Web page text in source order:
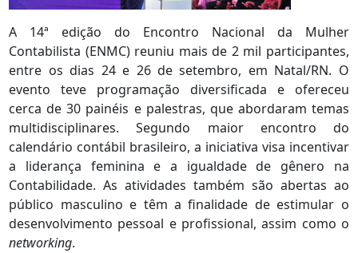
A 14ª edição do Encontro Nacional da Mulher
Contabilista (ENMC) reuniu mais de 2 mil participantes,
entre os dias 24 e 26 de setembro, em Natal/RN. O
evento teve programação diversificada e ofereceu
cerca de 30 painéis e palestras, que abordaram temas
multidisciplinares. Segundo maior encontro do
calendário contábil brasileiro, a iniciativa visa incentivar
a liderança feminina e a igualdade de gênero na
Contabilidade. As atividades também são abertas ao
público masculino e têm a finalidade de estimular o
desenvolvimento pessoal e profissional, assim como o
networking.